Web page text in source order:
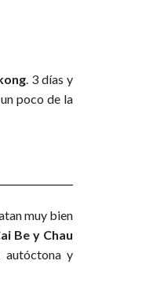
. 3 días y
poco de la
muy bien
Be y Chau
autóctona y